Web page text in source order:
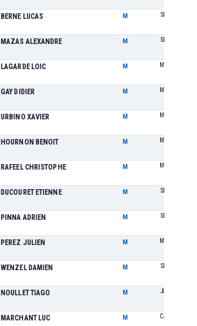
BERNE LUCAS M SE
MAZAS ALEXANDRE M SE
LAGARDE LOIC M M1
GAY DIDIER M M2
URBINO XAVIER M M2
HOURNON BENOIT M M3
RAFEEL CHRISTOPHE M M4
DUCOURET ETIENNE M SE
PINNA ADRIEN M SE
PEREZ JULIEN M M2
WENZEL DAMIEN M SE
NOULLET TIAGO M JU
MARCHANT LUC M CA